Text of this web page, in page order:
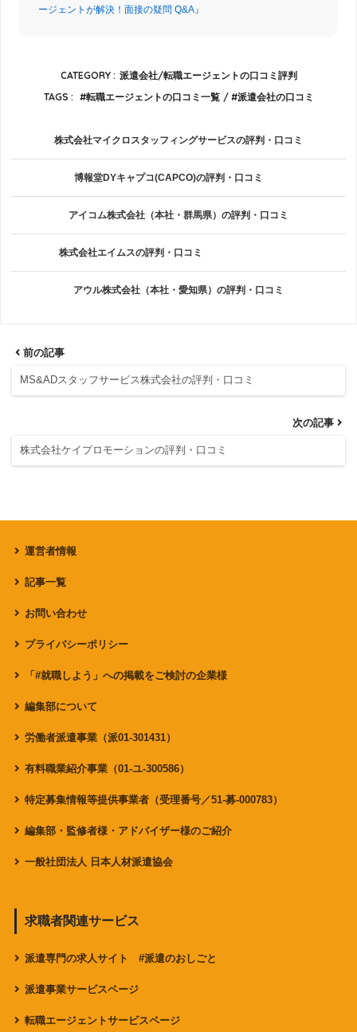
ージェントが解決！面接の疑問 Q&A』
CATEGORY : 派遣会社/転職エージェントの口コミ評判
TAGS :
転職エージェントの口コミ一覧 派遣会社の口コミ
株式会社マイクロスタッフィングサービスの評判・口コミ
博報堂DYキャプコ(CAPCO)の評判・口コミ
アイコム株式会社（本社・群馬県）の評判・口コミ
株式会社エイムスの評判・口コミ
アウル株式会社（本社・愛知県）の評判・口コミ
前の記事
MS&ADスタッフサービス株式会社の評判・口コミ
次の記事
株式会社ケイプロモーションの評判・口コミ
運営者情報
記事一覧
お問い合わせ
プライバシーポリシー
「#就職しよう」への掲載をご検討の企業様
編集部について
労働者派遣事業（派01-301431）
有料職業紹介事業（01-ユ-300586）
特定募集情報等提供事業者（受理番号／51-募-000783）
編集部・監修者様・アドバイザー様のご紹介
一般社団法人 日本人材派遣協会
求職者関連サービス
派遣専門の求人サイト #派遣のおしごと
派遣事業サービスページ
転職エージェントサービスページ